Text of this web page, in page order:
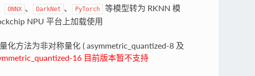
ONNX 、 DarkNet 、 PyTorch
等模型转为 RKNN 模
NPU 平台上加载使用
化方法为非对称量化 ( asymmetric_quantized-8 及
16 目前版本暂不支持